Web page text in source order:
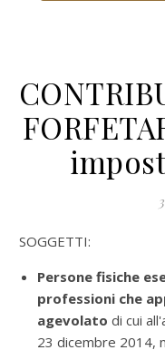
SOGGETTI:
Persone fisiche
professioni che
agevolato di cui
23 dicembre 2014,